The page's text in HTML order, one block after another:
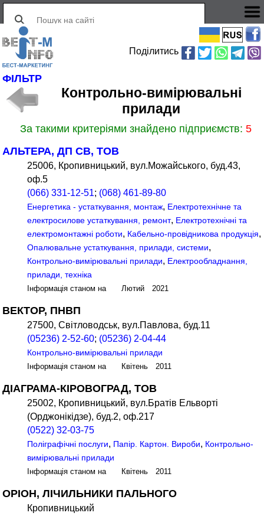
Поділитись
ФІЛЬТР
Контрольно-вимірювальні
прилади
За такими критеріями знайдено підприємств:5
АЛЬТЕРА, ДП СВ, ТОВ
25006, Кропивницький, вул.Можайського, буд.43,
оф.5
(066) 331-12-51; (068) 461-89-80
Енергетика - устаткування, монтаж, Електротехнічне та
електросилове устаткування, ремонт, Електротехнічні та
електромонтажні роботи, Кабельно-провідникова продукція,
Опалювальне устаткування, прилади, системи,
Контрольно-вимірювальні прилади, Електрообладнання,
прилади, техніка
Інформація станом на Лютий 2021
ВЕКТОР, ПНВП
27500, Світловодськ, вул.Павлова, буд.11
(05236) 2-52-60; (05236) 2-04-44
Контрольно-вимірювальні прилади
Інформація станом на Квітень 2011
ДІАГРАМА-КІРОВОГРАД, ТОВ
25002, Кропивницький, вул.Братів Ельворті
(Орджонікідзе), буд.2, оф.217
(0522) 32-03-75
Поліграфічні послуги, Папір. Картон. Вироби, Контрольно-
вимірювальні прилади
Інформація станом на Квітень 2011
ОРІОН, ЛІЧИЛЬНИКИ ПАЛЬНОГО
Кропивницький